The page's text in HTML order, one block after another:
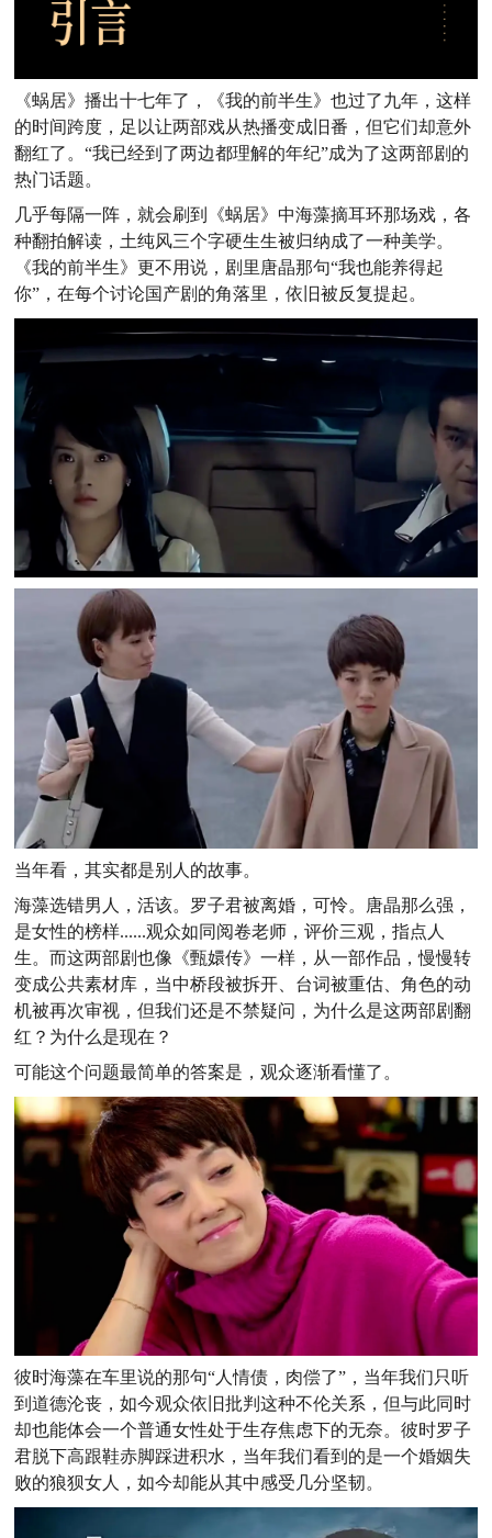
《蜗居》播出十七年了，《我的前半生》也过了九年，这样
的时间跨度，足以让两部戏从热播变成旧番，但它们却意外
翻红了。“我已经到了两边都理解的年纪”成为了这两部剧的
热门话题。
几乎每隔一阵，就会刷到《蜗居》中海藻摘耳环那场戏，各
种翻拍解读，土纯风三个字硬生生被归纳成了一种美学。
《我的前半生》更不用说，剧里唐晶那句“我也能养得起
你”，在每个讨论国产剧的角落里，依旧被反复提起。
当年看，其实都是别人的故事。
海藻选错男人，活该。罗子君被离婚，可怜。唐晶那么强，
是女性的榜样......观众如同阅卷老师，评价三观，指点人
生。而这两部剧也像《甄嬛传》一样，从一部作品，慢慢转
变成公共素材库，当中桥段被拆开、台词被重估、角色的动
机被再次审视，但我们还是不禁疑问，为什么是这两部剧翻
红？为什么是现在？
可能这个问题最简单的答案是，观众逐渐看懂了。
彼时海藻在车里说的那句“人情债，肉偿了”，当年我们只听
到道德沦丧，如今观众依旧批判这种不伦关系，但与此同时
却也能体会一个普通女性处于生存焦虑下的无奈。彼时罗子
君脱下高跟鞋赤脚踩进积水，当年我们看到的是一个婚姻失
败的狼狈女人，如今却能从其中感受几分坚韧。